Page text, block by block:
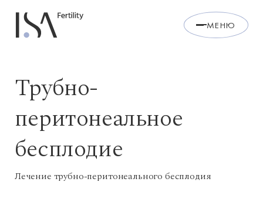
МЕНЮ
Трубно-
перитонеальное
бесплодие
Лечение трубно-перитонеального бесплодия